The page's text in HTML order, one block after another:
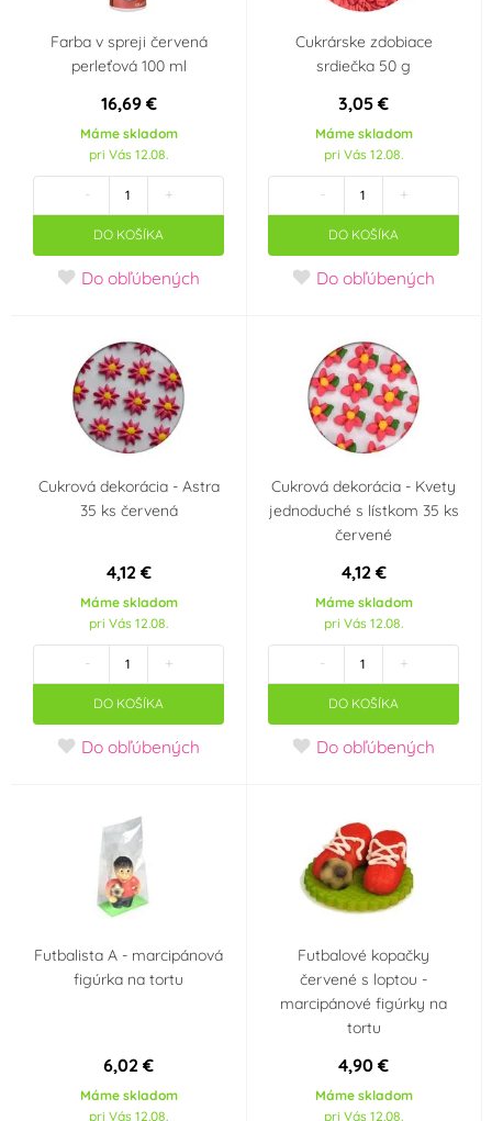
Monaco (0) Naarmann (0)
Odense (0) Odense Marcipan
OFI Česko (0) ORION (0)
PME (4) Prospona (0)
Rainbow Dust Renshaw (2)
Rose Decor (0) Saracino (0)
(0)
topCake (0) Unigra S.r.I. Italy
Vola Colori Vortumnus
Wilton WoldoClean®
Príchuť (aróma)
Borůvka (0) Citron (0)
Čokoláda (0) Jahoda (21)
Mandle (0)
Pomeranč (1) Třešeň, višeň
Farba v spreji červená
perleťová 100 ml
16,69 €
Máme skladom
pri Vás 12.08.
- +
DO KOŠÍKA
Do obľúbených
Cukrárske zdobiace
srdiečka 50 g
3,05 €
Máme skladom
pri Vás 12.08.
- +
DO KOŠÍKA
Do obľúbených
Cukrová dekorácia - Astra
35 ks červená
4,12 €
Máme skladom
pri Vás 12.08.
- +
DO KOŠÍKA
Do obľúbených
Cukrová dekorácia - Kvety
jednoduché s lístkom 35 ks
červené
4,12 €
Máme skladom
pri Vás 12.08.
- +
DO KOŠÍKA
Do obľúbených
Futbalista A - marcipánová
figúrka na tortu
6,02 €
Máme skladom
pri Vás 12.08.
Futbalové kopačky
červené s loptou -
marcipánové figúrky na
tortu
4,90 €
Máme skladom
pri Vás 12.08.